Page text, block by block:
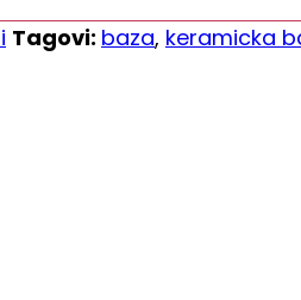
Tagovi: baza, keramicka